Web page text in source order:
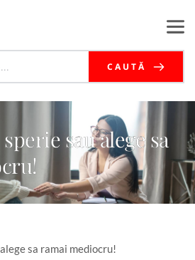
CAUTĂ
sau alege sa
sa ramai mediocru!